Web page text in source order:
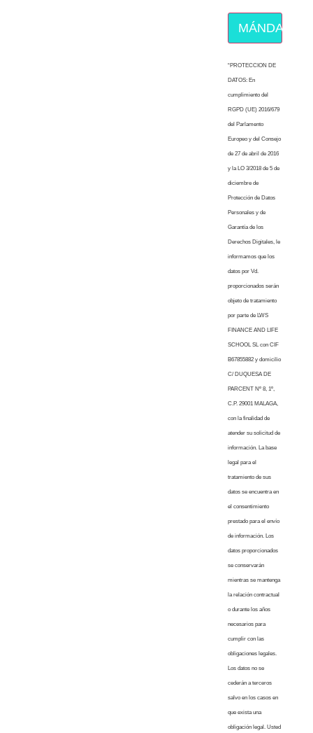
MÁNDAME
“PROTECCION DE
DATOS: En
cumplimiento del
RGPD (UE) 2016/679
del Parlamento
Europeo y del Consejo
de 27 de abril de 2016
y la LO 3/2018 de 5 de
diciembre de
Protección de Datos
Personales y de
Garantía de los
Derechos Digitales, le
informamos que los
datos por Vd.
proporcionados serán
objeto de tratamiento
por parte de LWS
FINANCE AND LIFE
SCHOOL SL con CIF
B67855882 y domicilio
C/ DUQUESA DE
PARCENT Nº 8, 1º,
C.P. 29001 MALAGA,
con la finalidad de
atender su solicitud de
información. La base
legal para el
tratamiento de sus
datos se encuentra en
el consentimiento
prestado para el envío
de información. Los
datos proporcionados
se conservarán
mientras se mantenga
la relación contractual
o durante los años
necesarios para
cumplir con las
obligaciones legales.
Los datos no se
cederán a terceros
salvo en los casos en
que exista una
obligación legal. Usted